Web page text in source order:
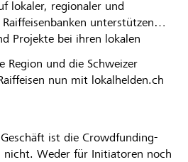
lokaler, regionaler und
unterstützen
Projekte bei ihren lokalen
Region und die Schweizer
nun mit lokalhelden.ch
ist die Crowdfunding-
nicht. Weder für Initiatoren noch